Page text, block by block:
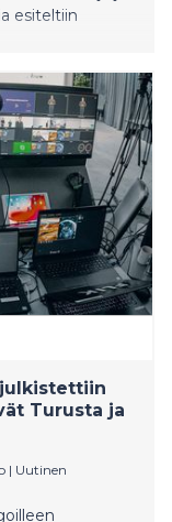
esiteltiin
Turusta ja
| Uutinen